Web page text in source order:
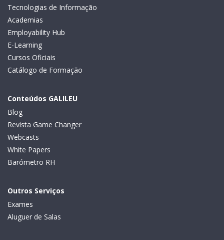
Tecnologias de Informação
Academias
Employability Hub
E-Learning
Cursos Oficiais
Catálogo de Formação
Conteúdos GALILEU
Blog
Revista Game Changer
Webcasts
White Papers
Barómetro RH
Outros Serviços
Exames
Aluguer de Salas